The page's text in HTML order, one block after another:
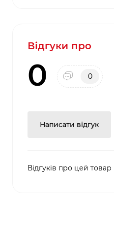
Відгуки про
0 0
Написати відгук
Відгуків про цей